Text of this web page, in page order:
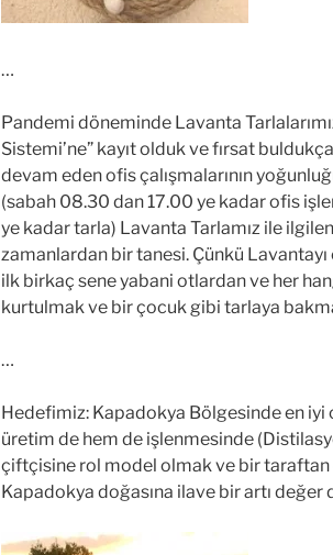
…
Pandemi döneminde Lavanta
Sistemi’ne” kayıt olduk ve fırsat
devam eden ofis çalışmalarının
(sabah 08.30 dan 17.00 ye kadar ofis
ye kadar tarla) Lavanta Tarlamız ile
zamanlardan bir tanesi. Çünkü
ilk birkaç sene yabani otlardan ve her
kurtulmak ve bir çocuk gibi tarlaya
…
Hedefimiz: Kapadokya Bölgesinde en iyi
üretim de hem de işlenmesinde
çiftçisine rol model olmak ve bir
Kapadokya doğasına ilave bir artı değer